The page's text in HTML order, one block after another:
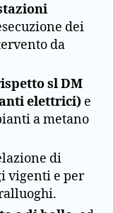
dei
da
sl DM
elettrici) e
a metano
di
vigenti e per